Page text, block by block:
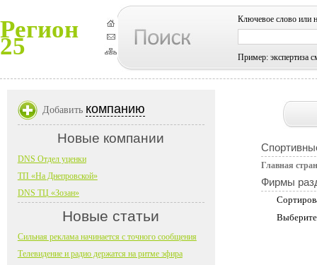
Регион
25
Ключевое слово или
Пример: экспертиза
Главная
Фирмы
Добавить компанию
Новые компании
DNS Отдел уценки
ТП «На Днепровской»
DNS ТЦ «Зозан»
Новые статьи
Сильная реклама начинается с точного сообщения
Телевидение и радио держатся на ритме эфира